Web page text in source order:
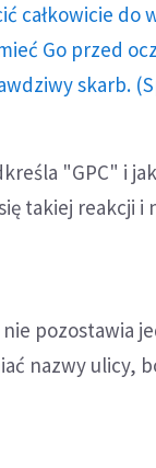
całkowicie do
Go przed
skarb.
"GPC" i
takiej reakcji i
pozostawia
nazwy ulicy,